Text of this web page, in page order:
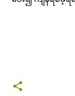
ချစ်ခြင်
21 .